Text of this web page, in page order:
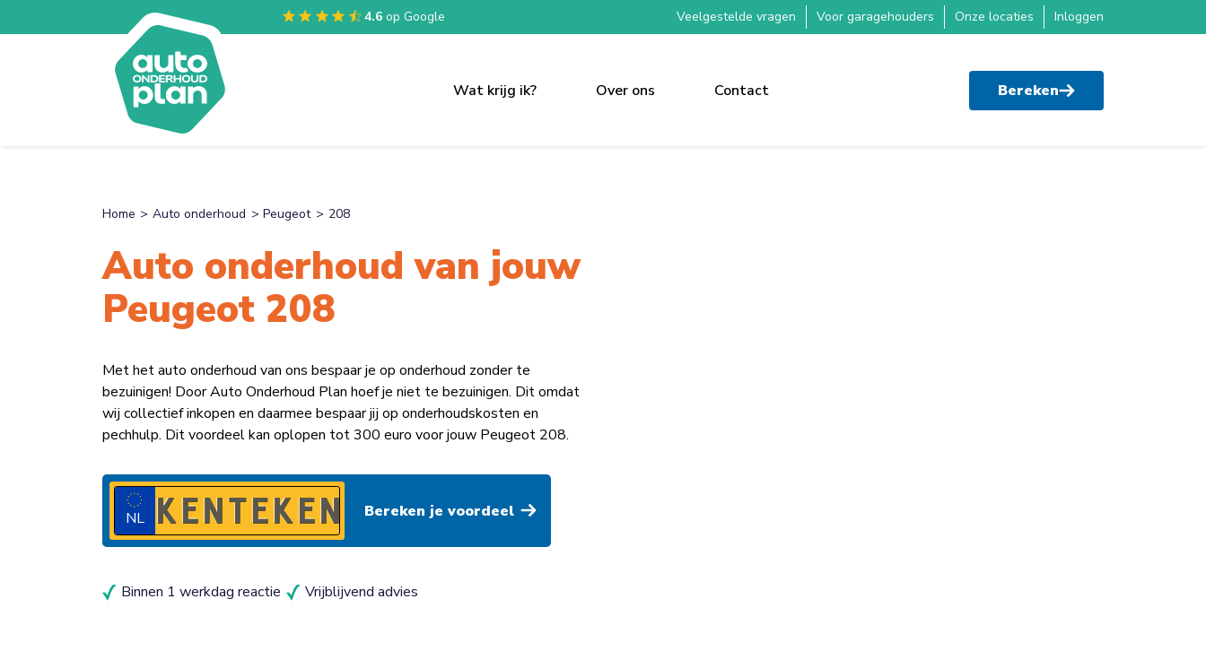
4.6 op Google Veelgestelde vragen Voor garagehouders Onze locaties Inloggen
Wat krijg ik? Over ons Contact Bereken
Home Auto onderhoud Peugeot 208
Auto onderhoud van jouw
Peugeot 208
Met het auto onderhoud van ons bespaar je op onderhoud zonder te
bezuinigen! Door Auto Onderhoud Plan hoef je niet te bezuinigen. Dit omdat
wij collectief inkopen en daarmee bespaar jij op onderhoudskosten en
pechhulp. Dit voordeel kan oplopen tot 300 euro voor jouw Peugeot 208.
NL
Binnen 1 werkdag reactie Vrijblijvend advies